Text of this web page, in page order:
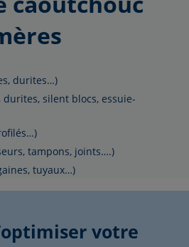
durites…)
durites, silent blocs, essuie-
tampons, joints….)
tuyaux…)
votre